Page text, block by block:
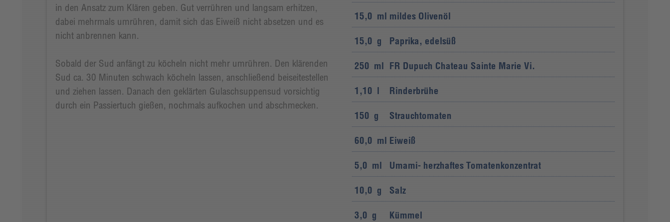
15,0 ml mildes Olivenöl
15,0 g Paprika, edelsüß
250 ml FR Dupuch Chateau Sainte Marie Vi.
1,10 l Rinderbrühe
150 g Strauchtomaten
60,0 ml Eiweiß
5,0 ml Umami- herzhaftes Tomatenkonzentrat
10,0 g Salz
3,0 g Kümmel
in den Ansatz zum Klären geben. Gut verrühren und langsam erhitzen,
dabei mehrmals umrühren, damit sich das Eiweiß nicht absetzen und es
nicht anbrennen kann.
Sobald der Sud anfängt zu köcheln nicht mehr umrühren. Den klärenden
Sud ca. 30 Minuten schwach köcheln lassen, anschließend beiseitestellen
und ziehen lassen. Danach den geklärten Gulaschsuppensud vorsichtig
durch ein Passiertuch gießen, nochmals aufkochen und abschmecken.